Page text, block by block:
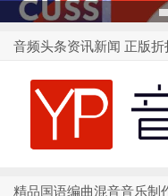
音频头条资讯新闻 正版
精品国语编曲混音音乐制